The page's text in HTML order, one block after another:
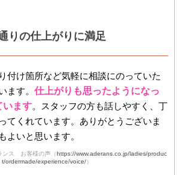
りの仕上がりに満足
付け箇所など気軽に相談にのっていた
ます。 仕上がりも思ったようになっ
います。スタッフの方も話しやすく、丁
てくれています。ありがとうございま
よいと思います。
ンス お客様の声（https://www.aderans.co.jp/ladies/produc
t/ordermade/experience/voice/）